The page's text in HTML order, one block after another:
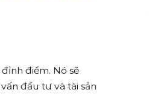
đỉnh điểm. Nó sẽ
đầu tư và tài sản